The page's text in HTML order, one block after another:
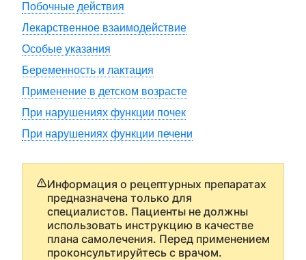
Побочные действия
Лекарственное взаимодействие
Особые указания
Беременность и лактация
Применение в детском возрасте
При нарушениях функции почек
При нарушениях функции печени
Информация о рецептурных препаратах
предназначена только для
специалистов. Пациенты не должны
использовать инструкцию в качестве
плана самолечения. Перед применением
проконсультируйтесь с врачом.